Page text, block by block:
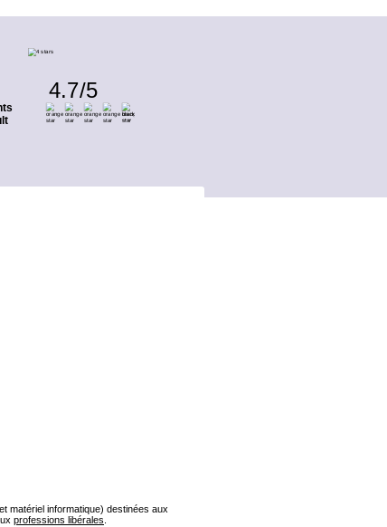
4.7/5
matériel informatique) destinées aux
professions libérales